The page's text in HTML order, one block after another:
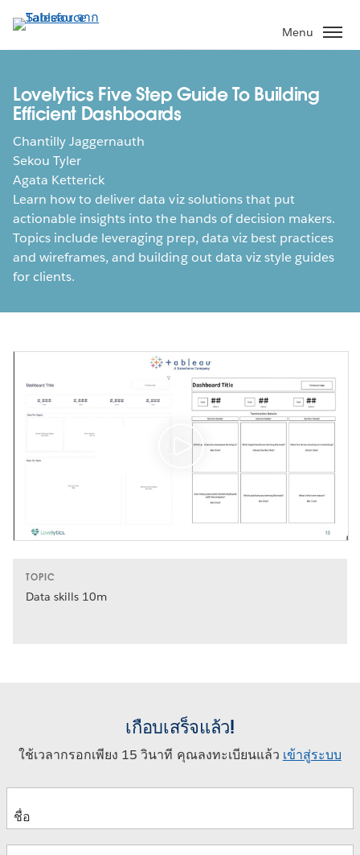
ไป
ที่
หลัก
Menu
Lovelytics Five Step Guide To Building
Efficient Dashboards
Chantilly Jaggernauth
Sekou Tyler
Agata Ketterick
Learn how to deliver data viz solutions that put
actionable insights into the hands of decision makers.
Topics include leveraging prep, data viz best practices
and wireframes, and building out data viz style guides
for clients.
TOPIC
Data skills 10m
เกือบเสร็จแล้ว!
ใช้เวลากรอกเพียง 15 วินาที คุณลงทะเบียนแล้ว เข้าสู่ระบบ